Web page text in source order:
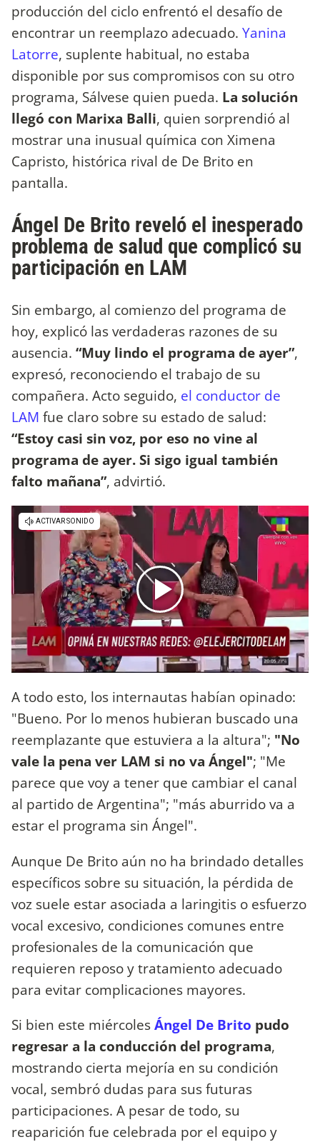
producción del ciclo enfrentó el desafío de
encontrar un reemplazo adecuado. Yanina
Latorre, suplente habitual, no estaba
disponible por sus compromisos con su otro
programa, Sálvese quien pueda. La solución
llegó con Marixa Balli, quien sorprendió al
mostrar una inusual química con Ximena
Capristo, histórica rival de De Brito en
pantalla.
Ángel De Brito reveló el inesperado
problema de salud que complicó su
participación en LAM
Sin embargo, al comienzo del programa de
hoy, explicó las verdaderas razones de su
ausencia. “Muy lindo el programa de ayer”,
expresó, reconociendo el trabajo de su
compañera. Acto seguido, el conductor de
LAM fue claro sobre su estado de salud:
“Estoy casi sin voz, por eso no vine al
programa de ayer. Si sigo igual también
falto mañana”, advirtió.
A todo esto, los internautas habían opinado:
"Bueno. Por lo menos hubieran buscado una
reemplazante que estuviera a la altura"; "No
vale la pena ver LAM si no va Ángel"; "Me
parece que voy a tener que cambiar el canal
al partido de Argentina"; "más aburrido va a
estar el programa sin Ángel".
Aunque De Brito aún no ha brindado detalles
específicos sobre su situación, la pérdida de
voz suele estar asociada a laringitis o esfuerzo
vocal excesivo, condiciones comunes entre
profesionales de la comunicación que
requieren reposo y tratamiento adecuado
para evitar complicaciones mayores.
Si bien este miércolesÁngel De Brito pudo
regresar a la conducción del programa,
mostrando cierta mejoría en su condición
vocal, sembró dudas para sus futuras
participaciones. A pesar de todo, su
reaparición fue celebrada por el equipo y